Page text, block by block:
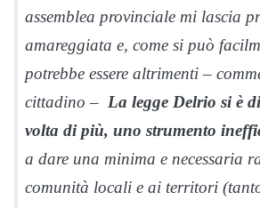
assemblea provinciale mi lascia
amareggiata e, come si può
potrebbe essere altrimenti –
cittadino – La legge Delrio si è
volta di più, uno strumento
a dare una minima e necessaria
comunità locali e ai territori